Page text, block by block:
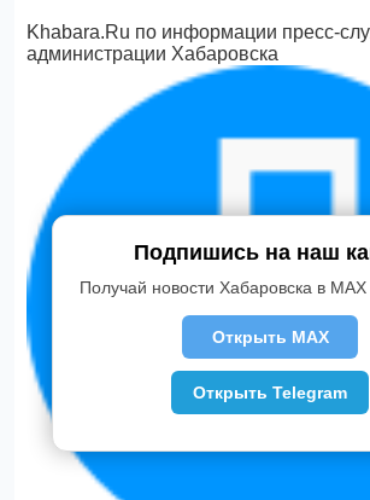
Khabara.Ru по информации пресс-
администрации Хабаровска
Подпишись на наш
Получай новости Хабаровска в MAX
Открыть MAX
Открыть Telegram